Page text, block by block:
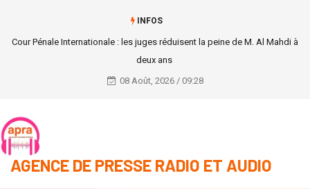
INFOS
Agression de journalistes au siège du PDCI de Cocody
08 Août, 2026 / 09:28
AGENCE DE PRESSE RADIO ET AUDIO